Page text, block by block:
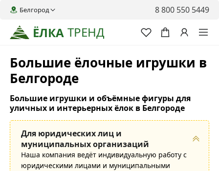
ЁЛКА ТРЕНД
Белгород 8 800 550 5449
Большие ёлочные игрушки в
Белгороде
Большие игрушки и объёмные фигуры для
уличных и интерьерных ёлок в Белгороде
Для юридических лиц и
муниципальных организаций
Наша компания ведёт индивидуальную работу с
юридическими лицами и муниципальными